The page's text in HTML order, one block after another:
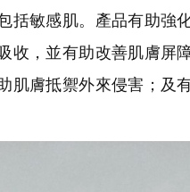
敏感肌。產品有助強
收，並有助改善肌膚屏
肌膚抵禦外來侵害；及